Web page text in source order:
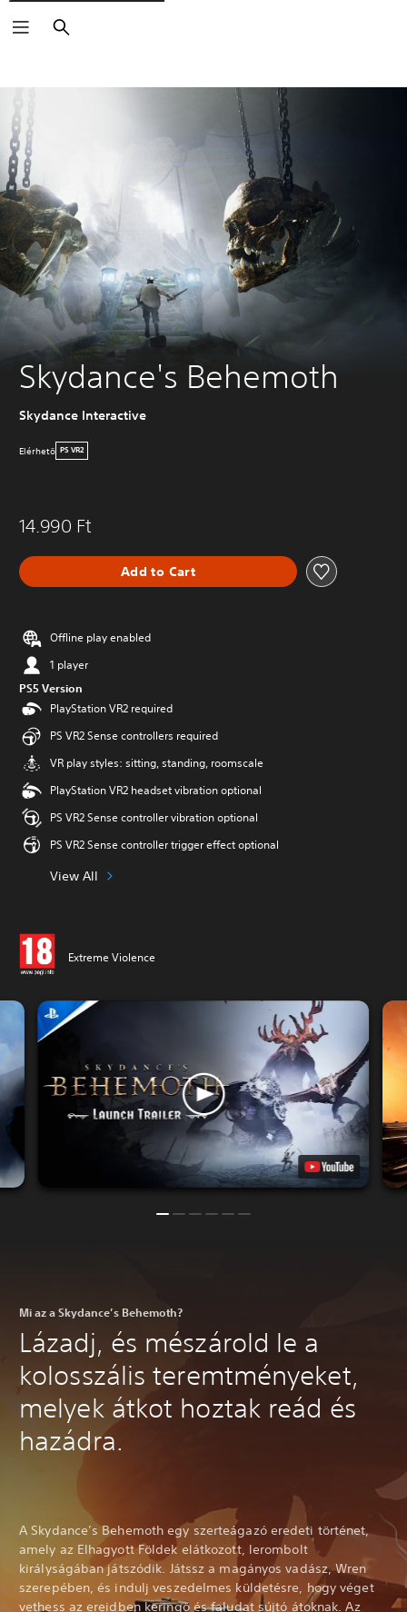
Keresés
Skydance's Behemoth
Skydance Interactive
Elérhetö PS VR2
14.990 Ft
Add to Cart
Offline play enabled
1 player
PS5 Version
PlayStation VR2 required
PS VR2 Sense controllers required
VR play styles: sitting, standing, roomscale
PlayStation VR2 headset vibration optional
PS VR2 Sense controller vibration optional
PS VR2 Sense controller trigger effect optional
View All
Extreme Violence
Mi az a Skydance’s Behemoth?
Lázadj, és mészárold le a
kolosszális teremtményeket,
melyek átkot hoztak reád és
hazádra.
A Skydance’s Behemoth egy szerteágazó eredeti történet,
amely az Elhagyott Földek elátkozott, lerombolt
királyságában játszódik. Játssz a magányos vadász, Wren
szerepében, és indulj veszedelmes küldetésre, hogy véget
vethess az ereidben keringő és faludat sújtó átoknak. Az